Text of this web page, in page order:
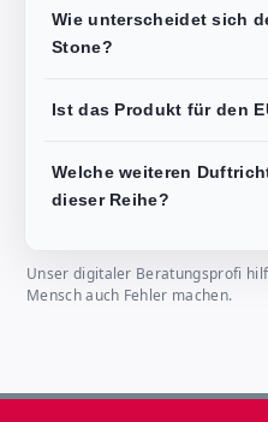
Wie unterscheidet sich
Stone?
Ist das Produkt für den
Welche weiteren
dieser Reihe?
Unser digitaler Beratungsprofi
Mensch auch Fehler machen.